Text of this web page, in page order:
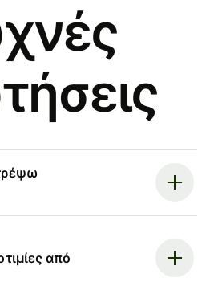
από